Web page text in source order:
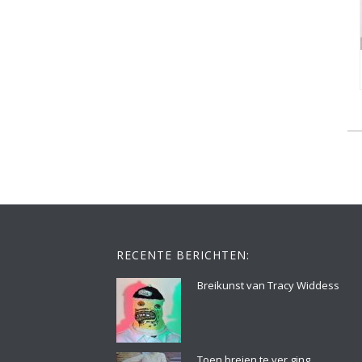
RECENTE BERICHTEN:
Breikunst van Tracy Widdess